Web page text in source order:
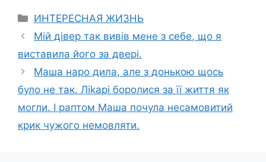
Categories
ИНТЕРЕСНАЯ ЖИЗНЬ
Мій дівер так вивів мене з себе, що я
виставила його за двері.
Маша наро дила, але з донькою щось
було не так. Ліkарі боролися за її життя як
могли. І раптом Маша почула несамовитий
крик чужого немовляти.